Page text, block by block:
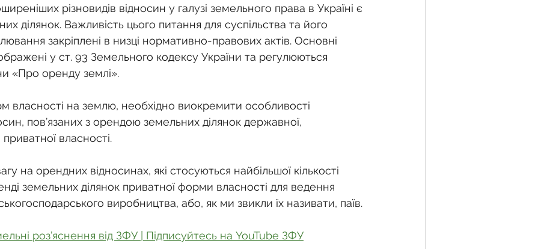
Спадкування земельної ділянки
Земельні питання
Суд Будівництво Встановлення меж земельної ділянки
реєстрація земельних прав Юридичні питання у воєнний час
різновидів відносин у галузі земельного права в Україні є
ділянок. Важливість цього питання для суспільства та його
закріплені в низці нормативно-правових актів. Основні
у ст. 93 Земельного кодексу України та регулюються
«Про оренду землі».
власності на землю, необхідно виокремити особливості
пов’язаних з орендою земельних ділянок державної,
власності.
на орендних відносинах, які стосуються найбільшої кількості
земельних ділянок приватної форми власності для ведення
виробництва, або, як ми звикли їх називати, паїв.
роз’яснення від ЗФУ | Підписуйтесь на YouTube ЗФУ